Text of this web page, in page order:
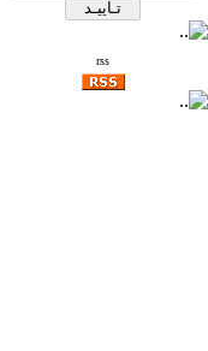
rss